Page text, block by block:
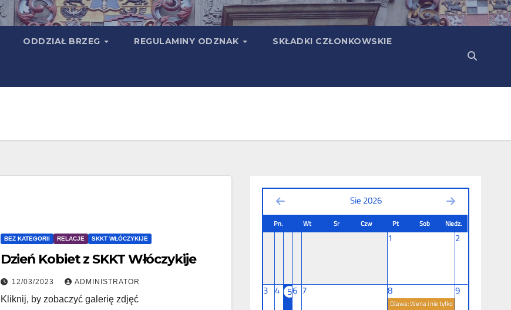
ODDZIAŁ BRZEG REGULAMINY ODZNAK SKŁADKI CZŁONKOWSKIE
BEZ KATEGORII RELACJE SKKT WŁÓCZYKIJE
Dzień Kobiet z SKKT Włóczykije
12/03/2023 ADMINISTRATOR
Kliknij, by zobaczyć galerię zdjęć
Sie 2026
Pn. Wt Sr Czw Pt Sob Niedz.
1 2
3 4 56 7 8
Oława: Wena i nie tylko
9